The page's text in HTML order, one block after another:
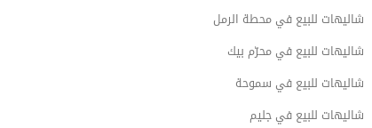
شاليهات للبيع في البيطاش
شاليهات للبيع في محطة الرمل
شاليهات للبيع في محرّم بيك
شاليهات للبيع في سموحة
شاليهات للبيع في جليم